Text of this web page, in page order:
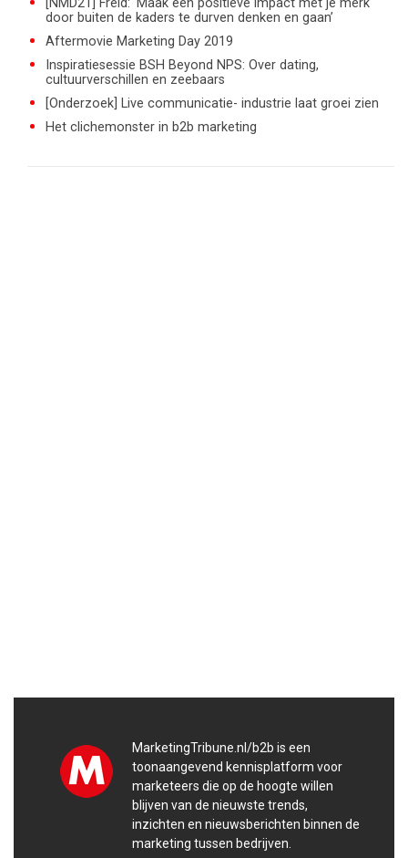
[NMD21] Freid: ‘Maak een positieve impact met je merk
door buiten de kaders te durven denken en gaan’
Aftermovie Marketing Day 2019
Inspiratiesessie BSH Beyond NPS: Over dating,
cultuurverschillen en zeebaars
[Onderzoek] Live communicatie- industrie laat groei zien
Het clichemonster in b2b marketing
MarketingTribune.nl/b2b is een
toonaangevend kennisplatform voor
marketeers die op de hoogte willen
blijven van de nieuwste trends,
inzichten en nieuwsberichten binnen de
marketing tussen bedrijven.